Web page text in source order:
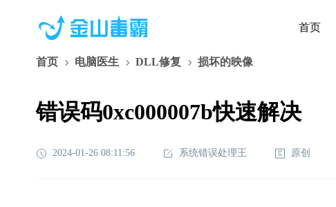
首页
首页 电脑医生 DLL修复 损坏的映像
错误码0xc000007b快速解决
2024-01-26 08:11:56 系统错误处理王 原创